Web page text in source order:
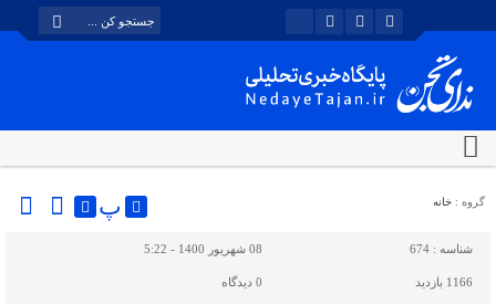
گروه : خانه پ
شناسه : 674 08 شهریور 1400 - 5:22
1166 بازدید 0 دیدگاه